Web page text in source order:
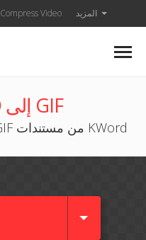
Compress Video المزيد
محول KWD إلى GIF
حوّل KWD إلى GIF — صور GIF من مستندات KWord